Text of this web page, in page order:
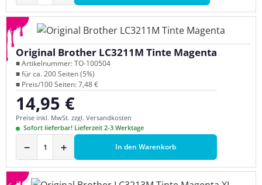
Original Brother LC3211M Tinte Magenta
■ Artikelnummer: TO-100504
■ für ca. 200 Seiten (5%)
■ Preis/100 Seiten: 7,48 €
Regulärer Preis:
14,95 €
Preise inkl. MwSt. zzgl. Versandkosten
Sofort lieferbar! Lieferzeit 2-3 Werktage
− + In den Warenkorb